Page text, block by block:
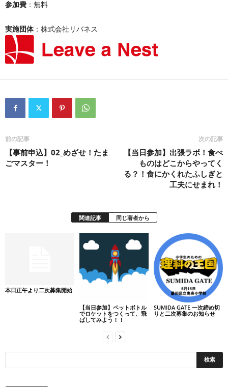
参加費 ：無料
実施団体：株式会社リバネス
前の記事
【事前申込】02_めざせ！たま
ごマスター！
次の記事
【当日参加】出張ラボ！食べ
ものはどこからやってく
る？！食にかくれたふしぎと
工夫にせまれ！
関連記事 同じ著者から
本日正午より二次募集開始
【当日参加】ペットボトル
でロケットをつくって、飛
ばしてみよう！！
SUMIDA GATE 一次締め切
りと二次募集のお知らせ